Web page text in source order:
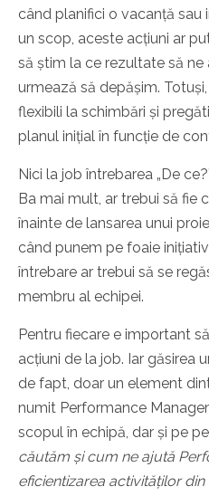
când planifici o vacanță sau
un scop, aceste acțiuni ar
să știm la ce rezultate să
urmează să depășim.
flexibili la schimbări și
planul inițial în funcție de
Nici la job întrebarea „De
Ba mai mult, ar trebui să fie
înainte de lansarea unui
când punem pe foaie
întrebare ar trebui să se
membru al echipei.
Pentru fiecare e important
acțiuni de la job. Iar găsirea
de fapt, doar un element
numit Performance
scopul în echipă, dar și pe
căutăm și cum ne ajută
eficientizarea activităților